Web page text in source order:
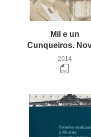
Mil e un
2014